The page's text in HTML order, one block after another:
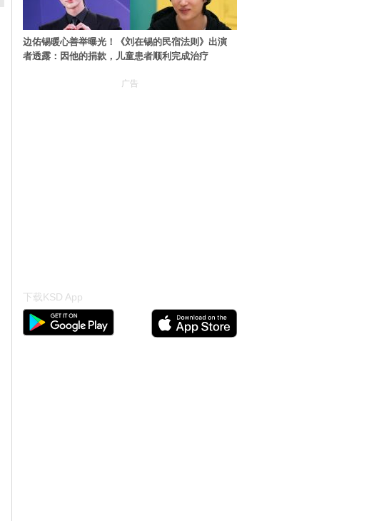
边佑锡暖心善举曝光！《刘在锡的民宿法则》出演
者透露：因他的捐款，儿童患者顺利完成治疗
广告
下载KSD App